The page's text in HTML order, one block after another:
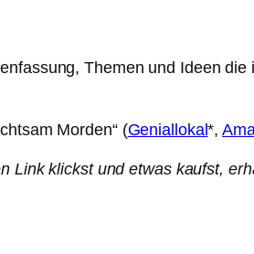
Themen und Ideen
Morden“ (Geniallokal*,
Link klickst und etwas kaufst,